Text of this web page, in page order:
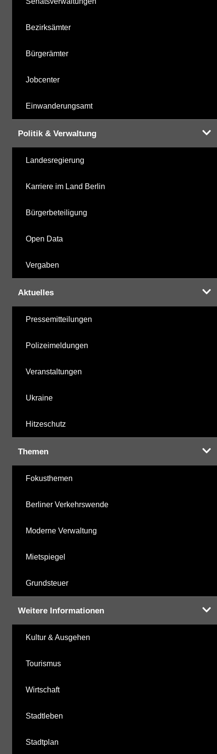
Bezirksämter
Bürgerämter
Jobcenter
Einwanderungsamt
Politik & Verwaltung
Landesregierung
Karriere im Land Berlin
Bürgerbeteiligung
Open Data
Vergaben
Aktuelles
Pressemitteilungen
Polizeimeldungen
Veranstaltungen
Ukraine
Hitzeschutz
Themen
Fokusthemen
Berliner Verkehrswende
Moderne Verwaltung
Mietspiegel
Grundsteuer
Weitere Informationen
Kultur & Ausgehen
Tourismus
Wirtschaft
Stadtleben
Stadtplan